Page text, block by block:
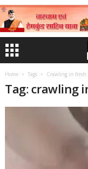
Home Tags Crawling in fresh
Tag: crawling